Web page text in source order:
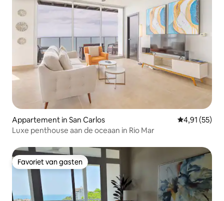
Appartement in San Carlos Gemiddelde
4,91 (55)
Luxe penthouse aan de oceaan in Rio Mar
Favoriet van gasten
Favoriet van gasten